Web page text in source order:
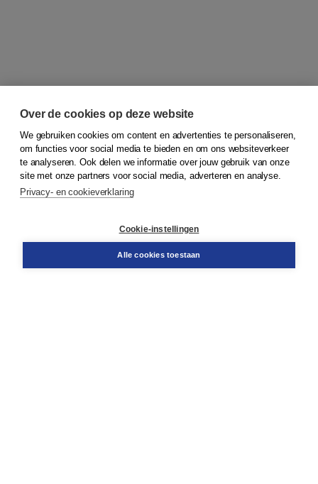
© 2026Koninklijke Boom uitgevers
Bestellen
Over de cookies op deze website
We gebruiken cookies om content en advertenties te personaliseren,
om functies voor social media te bieden en om ons websiteverkeer
te analyseren. Ook delen we informatie over jouw gebruik van onze
site met onze partners voor social media, adverteren en analyse.
Privacy- en cookieverklaring
Cookie-instellingen
Alle cookies toestaan